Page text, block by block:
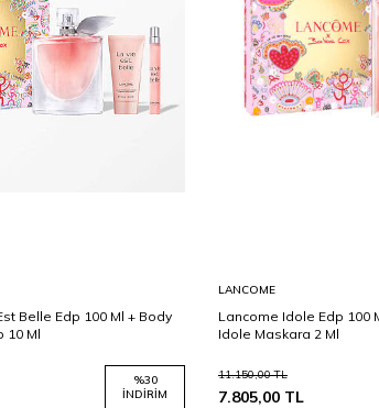
Belle Edp 100 Ml + Body
10 Ml
%30
İNDIRIM
LANCOME
Lancome Idole Edp 100
Idole Maskara 2 Ml
11.150,00TL
7.805,00 TL